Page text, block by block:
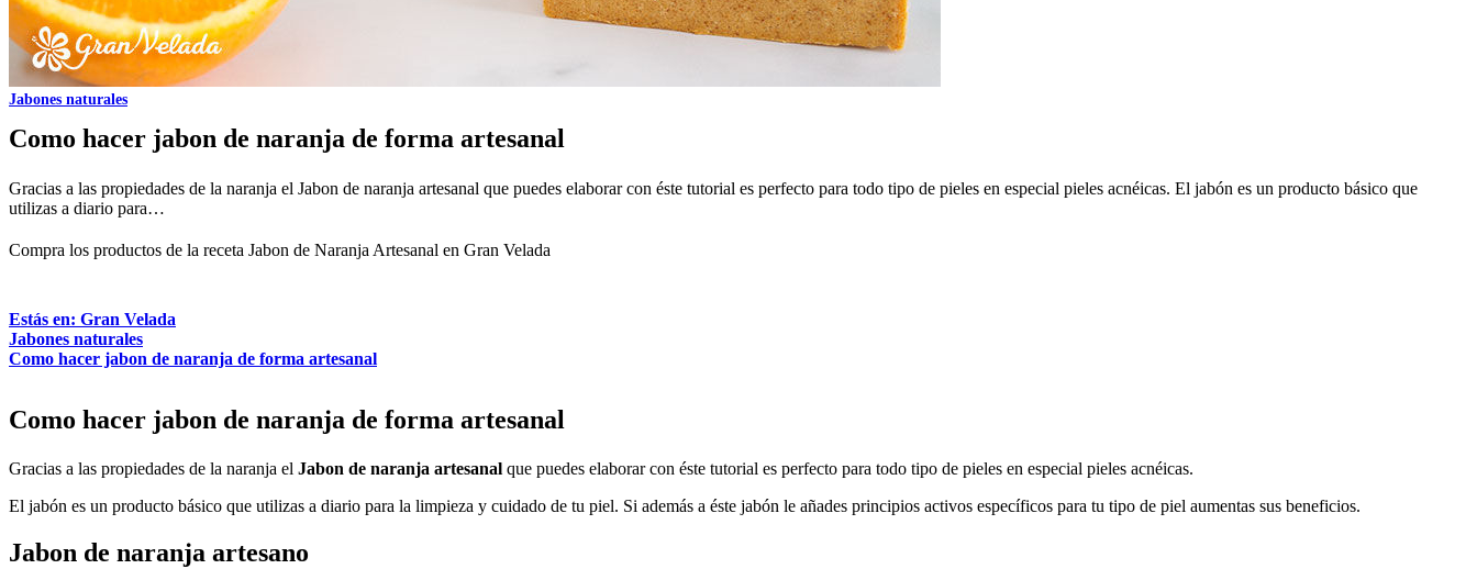
Jabones naturales
Como hacer jabon de naranja de forma artesanal
Gracias a las propiedades de la naranja el Jabon de naranja artesanal que puedes elaborar con éste tutorial es perfecto para todo tipo de pieles en especial pieles acnéicas. El jabón es un producto básico que
utilizas a diario para…
Compra los productos de la receta Jabon de Naranja Artesanal en Gran Velada
Estás en: Gran Velada
Jabones naturales
Como hacer jabon de naranja de forma artesanal
Como hacer jabon de naranja de forma artesanal
Gracias a las propiedades de la naranja el Jabon de naranja artesanal que puedes elaborar con éste tutorial es perfecto para todo tipo de pieles en especial pieles acnéicas.
El jabón es un producto básico que utilizas a diario para la limpieza y cuidado de tu piel. Si además a éste jabón le añades principios activos específicos para tu tipo de piel aumentas sus beneficios.
Jabon de naranja artesano